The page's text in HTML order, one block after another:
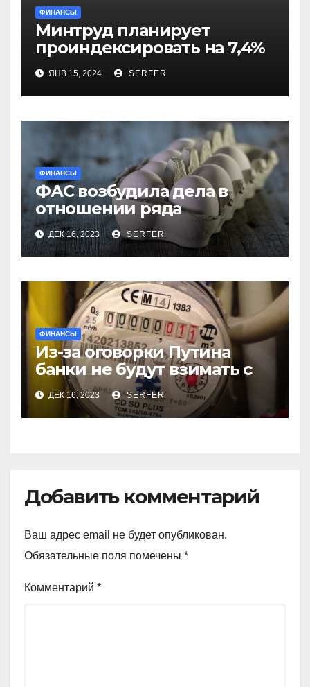
ФИНАНСЫ
Минтруд планирует
проиндексировать на 7,4%
более 40 выплат и
компенсаций
ЯНВ 15, 2024 SERFER
ФИНАНСЫ
ФАС возбудила дела в
отношении ряда
региональных
производителей куриных
яиц
ДЕК 16, 2023 SERFER
ФИНАНСЫ
Из-за оговорки Путина
банки не будут взимать с
пенсионеров
комиссионные за ЖКХ
ДЕК 16, 2023 SERFER
Добавить комментарий
Ваш адрес email не будет опубликован.
Обязательные поля помечены *
Комментарий *